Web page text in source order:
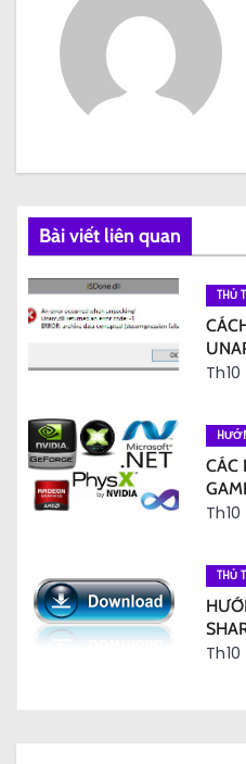
n
g
b
à
i
v
i
ế
Bài viết liên quan
THỦ
Th10
CÁC
Th10
THỦ
Th10